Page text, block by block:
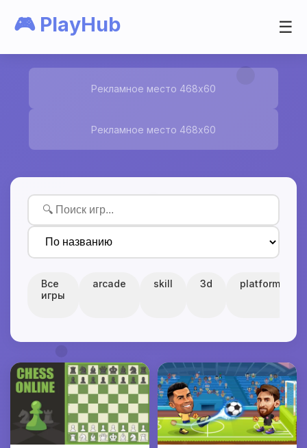
🎮 PlayHub ☰
Рекламное место 468x60
Рекламное место 468x60
Все
игры
arcade skill 3d platform